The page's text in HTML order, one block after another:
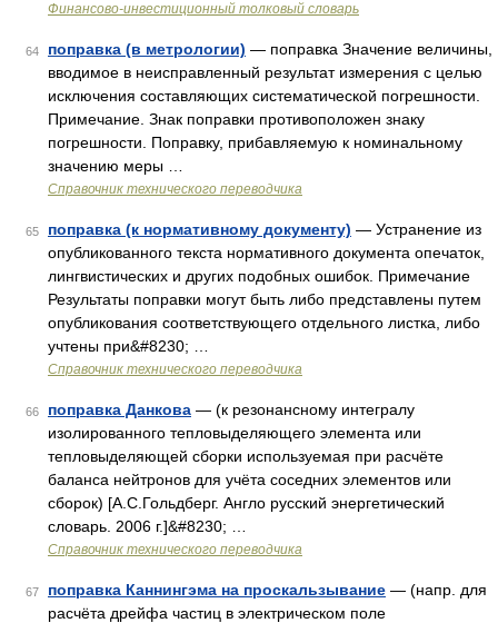
Финансово-инвестиционный толковый словарь
64 поправка (в метрологии) — поправка Значение величины,
вводимое в неисправленный результат измерения с целью
исключения составляющих систематической погрешности.
Примечание. Знак поправки противоположен знаку
погрешности. Поправку, прибавляемую к номинальному
значению меры …
Справочник технического переводчика
65 поправка (к нормативному документу) — Устранение из
опубликованного текста нормативного документа опечаток,
лингвистических и других подобных ошибок. Примечание
Результаты поправки могут быть либо представлены путем
опубликования соответствующего отдельного листка, либо
учтены при&#8230; …
Справочник технического переводчика
66 поправка Данкова — (к резонансному интегралу
изолированного тепловыделяющего элемента или
тепловыделяющей сборки используемая при расчёте
баланса нейтронов для учёта соседних элементов или
сборок) [А.С.Гольдберг. Англо русский энергетический
словарь. 2006 г.]&#8230; …
Справочник технического переводчика
67 поправка Каннингэма на проскальзывание — (напр. для
расчёта дрейфа частиц в электрическом поле